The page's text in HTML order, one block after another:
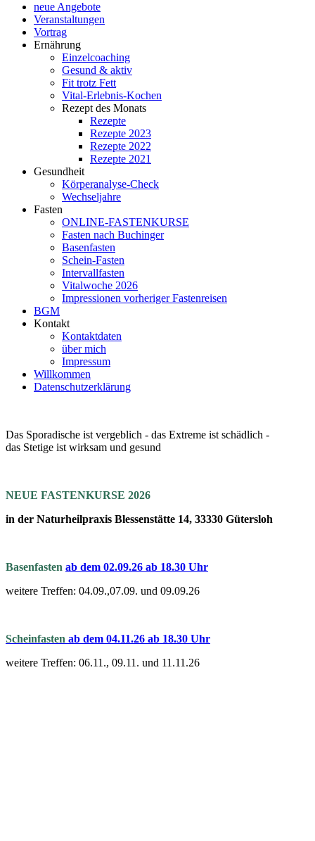
neue Angebote
Veranstaltungen
Vortrag
Ernährung
Einzelcoaching
Gesund & aktiv
Fit trotz Fett
Vital-Erlebnis-Kochen
Rezept des Monats
Rezepte
Rezepte 2023
Rezepte 2022
Rezepte 2021
Gesundheit
Körperanalyse-Check
Wechseljahre
Fasten
ONLINE-FASTENKURSE
Fasten nach Buchinger
Basenfasten
Schein-Fasten
Intervallfasten
Vitalwoche 2026
Impressionen vorheriger Fastenreisen
BGM
Kontakt
Kontaktdaten
über mich
Impressum
Willkommen
Datenschutzerklärung
Das Sporadische ist vergeblich - das Extreme ist schädlich -
das Stetige ist wirksam und gesund
NEUE FASTENKURSE 2026
in der Naturheilpraxis Blessenstätte 14, 33330 Gütersloh
Basenfasten ab dem 02.09.26 ab 18.30 Uhr
weitere Treffen: 04.09.,07.09. und 09.09.26
Scheinfasten ab dem 04.11.26 ab 18.30 Uhr
weitere Treffen: 06.11., 09.11. und 11.11.26